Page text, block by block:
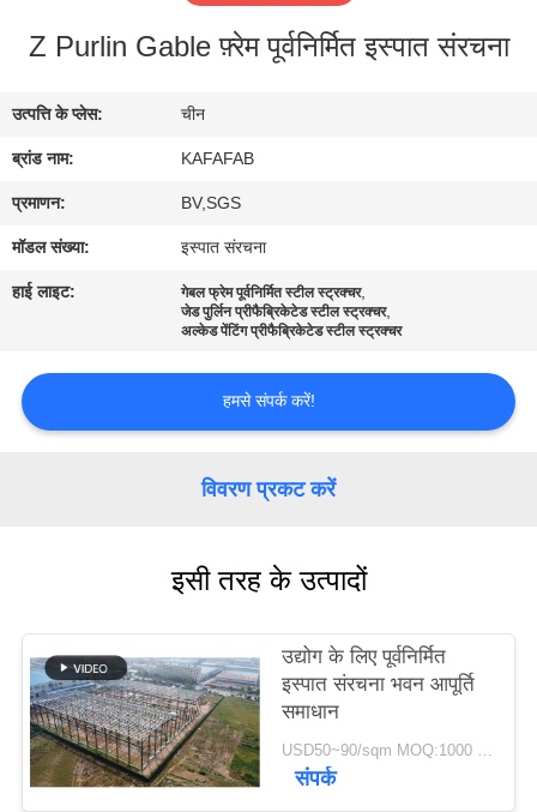
हमारे
में
कारखाने
का
दौरा
नियंत्रण
समाचार
मामले
साइटमैप
Z Purlin Gable फ़्रेम पूर्वनिर्मित इस्पात संरचना
उत्पत्ति के प्लेस: चीन
ब्रांड नाम: KAFAFAB
प्रमाणन: BV,SGS
मॉडल संख्या: इस्पात संरचना
हाई लाइट: गेबल फ्रेम पूर्वनिर्मित स्टील स्ट्रक्चर,
जेड पुर्लिन प्रीफैब्रिकेटेड स्टील स्ट्रक्चर,
अल्केड पेंटिंग प्रीफैब्रिकेटेड स्टील स्ट्रक्चर
हमसे संपर्क करें!
विवरण प्रकट करें
इसी तरह के उत्पादों
उद्योग के लिए पूर्वनिर्मित
इस्पात संरचना भवन आपूर्ति
समाधान
USD50~90/sqm MOQ:1000 वर्गमीटर
संपर्क